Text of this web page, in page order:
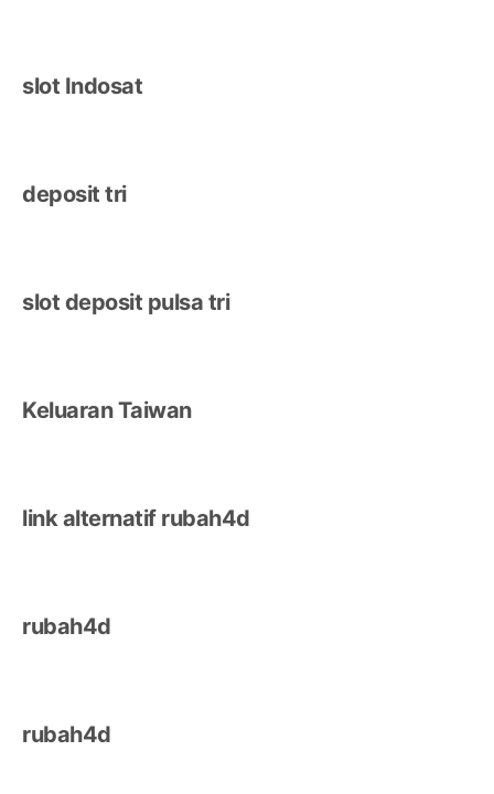
slot Indosat
deposit tri
slot deposit pulsa tri
Keluaran Taiwan
link alternatif rubah4d
rubah4d
rubah4d